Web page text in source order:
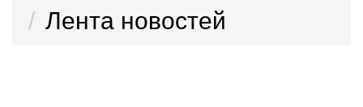
Лента новостей